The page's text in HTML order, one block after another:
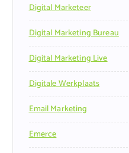
Digital Marketeer
Digital Marketing Bureau
Digital Marketing Live
Digitale Werkplaats
Email Marketing
Emerce